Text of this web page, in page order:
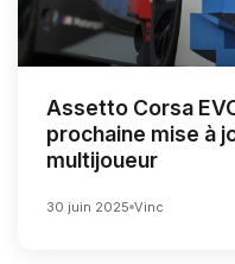
Assetto Corsa
prochaine mise à
multijoueur
30 juin 2025 Vinc